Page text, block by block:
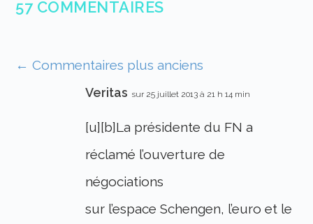
57 COMMENTAIRES
← Commentaires plus anciens
Veritas sur 25 juillet 2013 à 21 h 14 min
[u][b]La présidente du FN a
réclamé l’ouverture de
négociations
sur l’espace Schengen, l’euro et le